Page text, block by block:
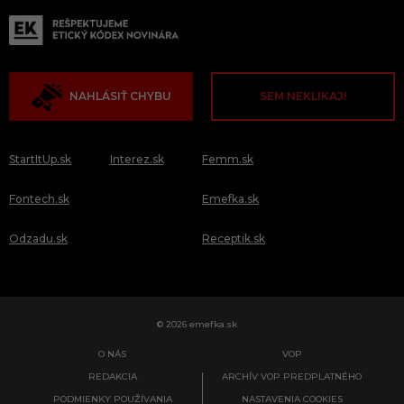
NAHLÁSIŤ CHYBU SEM NEKLIKAJ!
StartItUp.sk
Fontech.sk
Odzadu.sk
Interez.sk Femm.sk
Emefka.sk
Receptik.sk
© 2026 emefka.sk
O NÁS
REDAKCIA
PODMIENKY POUŽÍVANIA
VOP
ARCHÍV VOP PREDPLATNÉHO
NASTAVENIA COOKIES